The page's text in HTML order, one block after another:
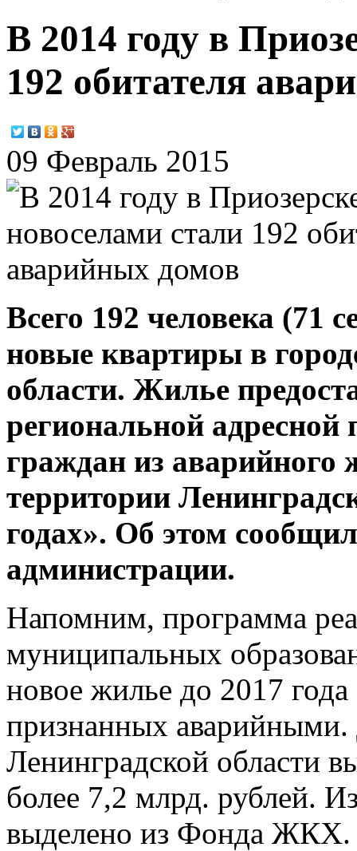
В 2014 году в
192 обитателя
09 Февраль 2015
Всего 192 человека (71
новые квартиры в
области. Жилье
региональной
граждан из
территории
годах». Об этом
администрации.
Напомним, программа
муниципальных
новое жилье до 2017
признанных
Ленинградской области
более 7,2 млрд. рублей.
выделено из Фонда ЖКХ.